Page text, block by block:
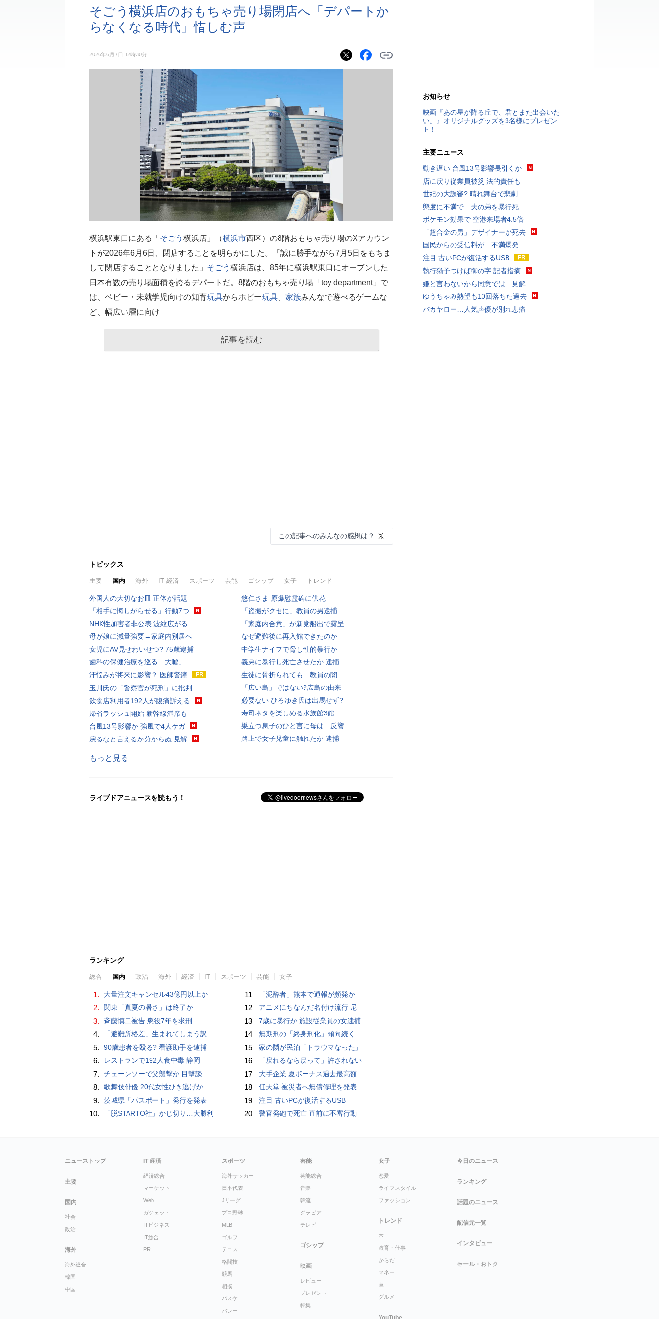
そごう横浜店のおもちゃ売り場閉店へ「デパートか
らなくなる時代」惜しむ声
2026年6月7日 12時30分
横浜駅東口にある「 そごう 横浜店」（横浜市西区）の8階おもちゃ売り場のXアカウン
トが2026年6月6日、閉店することを明らかにした。「誠に勝手ながら7月5日をもちま
して閉店することとなりました」 そごう 横浜店は、85年に横浜駅東口にオープンした
日本有数の売り場面積を誇るデパートだ。8階のおもちゃ売り場「toy department」で
は、ベビー・未就学児向けの知育玩具からホビー玩具 家族みんなで遊べるゲームな
ど、幅広い層に向け
記事を読む
この記事へのみんなの感想は？
トピックス
主要 国内 海外 IT 経済 スポーツ 芸能 ゴシップ 女子 トレンド
外国人の大切なお皿 正体が話題
「相手に悔しがらせる」行動7つ
NHK性加害者非公表 波紋広がる
母が娘に減量強要→家庭内別居へ
女児にAV見せわいせつ? 75歳逮捕
歯科の保健治療を巡る「大嘘」
汗悩みが将来に影響？ 医師警鐘
玉川氏の「警察官が死刑」に批判
飲食店利用者192人が腹痛訴える
帰省ラッシュ開始 新幹線満席も
台風13号影響か 強風で4人ケガ
戻るなと言えるか分からぬ 見解
悠仁さま 原爆慰霊碑に供花
「盗撮がクセに」教員の男逮捕
「家庭内合意」が新党船出で露呈
なぜ避難後に再入館できたのか
中学生ナイフで脅し性的暴行か
義弟に暴行し死亡させたか 逮捕
生徒に骨折られても…教員の闇
「広い島」ではない?広島の由来
必要ない ひろゆき氏は出馬せず?
寿司ネタを楽しめる水族館3館
巣立つ息子のひと言に母は…反響
路上で女子児童に触れたか 逮捕
もっと見る
ライブドアニュースを読もう！
ランキング
総合 国内 政治 海外 経済 IT スポーツ 芸能 女子
1. 大量注文キャンセル43億円以上か
2. 関東「真夏の暑さ」は終了か
3. 斉藤慎二被告 懲役7年を求刑
4. 「避難所格差」生まれてしまう訳
5. 90歳患者を殴る? 看護助手を逮捕
6. レストランで192人食中毒 静岡
7. チェーンソーで父襲撃か 目撃談
8. 歌舞伎俳優 20代女性ひき逃げか
9. 茨城県「パスポート」発行を発表
10. 「脱STARTO社」かじ切り…大勝利
11. 「泥酔者」熊本で通報が頻発か
12. アニメにちなんだ名付け流行 尼
13. 7歳に暴行か 施設従業員の女逮捕
14. 無期刑の「終身刑化」傾向続く
15. 家の隣が民泊「トラウマなった」
16. 「戻れるなら戻って」許されない
17. 大手企業 夏ボーナス過去最高額
18. 任天堂 被災者へ無償修理を発表
19. 注目 古いPCが復活するUSB
20. 警官発砲で死亡 直前に不審行動
お知らせ
映画『あの星が降る丘で、君とまた出会いた
い。』オリジナルグッズを3名様にプレゼン
ト！
主要ニュース
動き遅い 台風13号影響長引くか
店に戻り従業員被災 法的責任も
世紀の大誤審? 晴れ舞台で悲劇
態度に不満で…夫の弟を暴行死
ポケモン効果で 空港来場者4.5倍
「超合金の男」デザイナーが死去
国民からの受信料が…不満爆発
注目 古いPCが復活するUSB
執行猶予つけば御の字 記者指摘
嫌と言わないから同意では…見解
ゆうちゃみ熱望も10回落ちた過去
バカヤロー…人気声優が別れ悲痛
ニューストップ
主要
国内
社会
政治
海外
海外総合
韓国
中国
IT 経済
経済総合
マーケット
Web
ガジェット
ITビジネス
IT総合
PR
スポーツ
海外サッカー
日本代表
Jリーグ
プロ野球
MLB
ゴルフ
テニス
格闘技
競馬
相撲
バスケ
バレー
芸能
芸能総合
音楽
韓流
グラビア
テレビ
ゴシップ
映画
レビュー
プレゼント
特集
女子
恋愛
ライフスタイル
ファッション
トレンド
本
教育・仕事
からだ
マネー
車
グルメ
YouTube
今日のニュース
ランキング
話題のニュース
配信元一覧
インタビュー
セール・おトク